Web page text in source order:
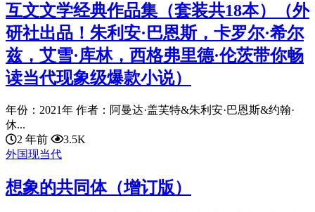
互文文学经典作品集（套装共18本）（外
研社出品！朱利安·巴恩斯，卡罗尔·希尔
兹，艾雪·库林，西格弗里德·伦茨带你畅
读当代现象级爆款小说）
年份：2021年 作者：阿曼达·盖芙特&朱利安·巴恩斯&约翰·
休...
2 年前
3.5K
外国现当代
想象的共同体（增订版）